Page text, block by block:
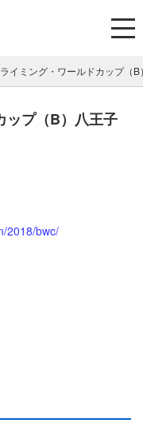
イミング・ワールドカップ（
ップ（B）八王子
2018/bwc/